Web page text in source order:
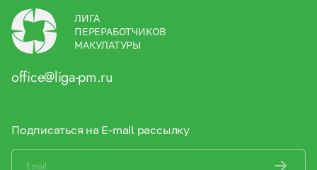
ЛИГА
ПЕРЕРАБОТЧИКОВ
МАКУЛАТУРЫ
office@liga-pm.ru
Подписаться на E-mail рассылку